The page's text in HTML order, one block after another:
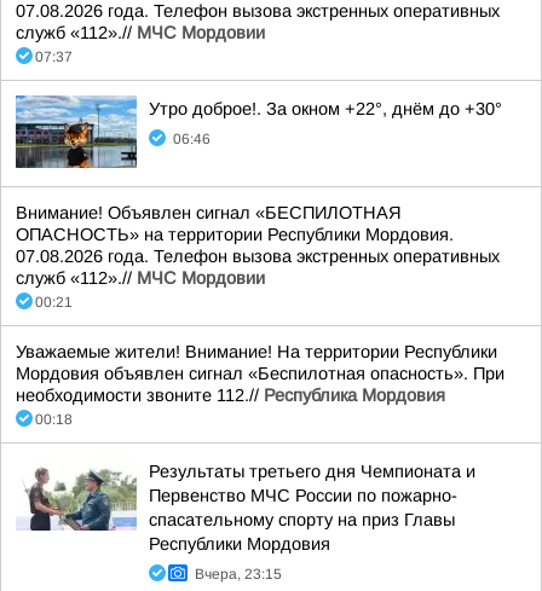
07.08.2026 года. Телефон вызова экстренных оперативных
служб «112».// МЧС Мордовии
07:37
Утро доброе!. За окном +22°, днём до +30°
06:46
Внимание! Объявлен сигнал «БЕСПИЛОТНАЯ
ОПАСНОСТЬ» на территории Республики Мордовия.
07.08.2026 года. Телефон вызова экстренных оперативных
служб «112».// МЧС Мордовии
00:21
Уважаемые жители! Внимание! На территории Республики
Мордовия объявлен сигнал «Беспилотная опасность». При
необходимости звоните 112.// Республика Мордовия
00:18
Результаты третьего дня Чемпионата и
Первенство МЧС России по пожарно-
спасательному спорту на приз Главы
Республики Мордовия
Вчера, 23:15